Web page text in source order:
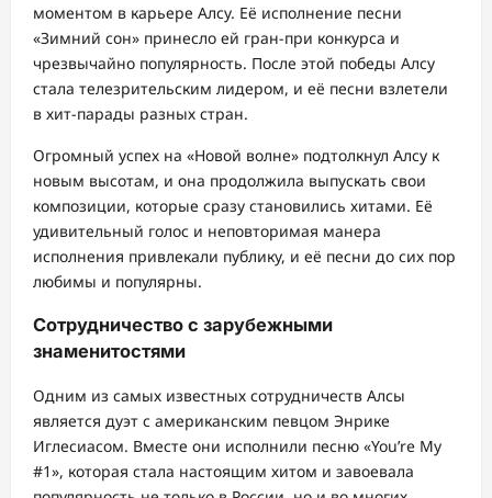
моментом в карьере Алсу. Её исполнение песни
«Зимний сон» принесло ей гран-при конкурса и
чрезвычайно популярность. После этой победы Алсу
стала телезрительским лидером, и её песни взлетели
в хит-парады разных стран.
Огромный успех на «Новой волне» подтолкнул Алсу к
новым высотам, и она продолжила выпускать свои
композиции, которые сразу становились хитами. Её
удивительный голос и неповторимая манера
исполнения привлекали публику, и её песни до сих пор
любимы и популярны.
Сотрудничество с зарубежными
знаменитостями
Одним из самых известных сотрудничеств Алсы
является дуэт с американским певцом Энрике
Иглесиасом. Вместе они исполнили песню «You’re My
#1», которая стала настоящим хитом и завоевала